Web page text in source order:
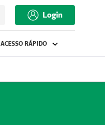
Login
ACESSO RÁPIDO